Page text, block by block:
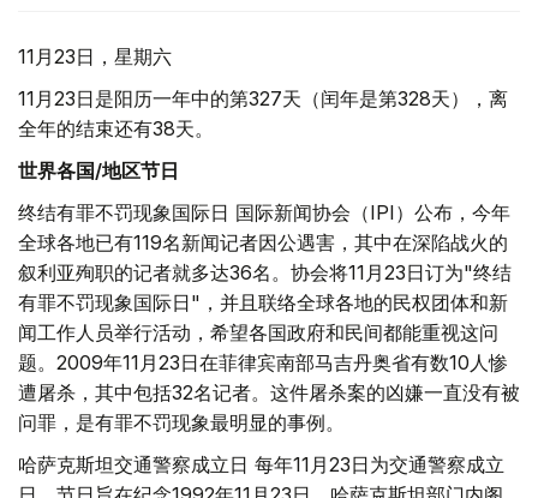
11月23日，星期六
11月23日是阳历一年中的第327天（闰年是第328天），离
全年的结束还有38天。
世界各国/地区节日
终结有罪不罚现象国际日 国际新闻协会（IPI）公布，今年
全球各地已有119名新闻记者因公遇害，其中在深陷战火的
叙利亚殉职的记者就多达36名。协会将11月23日订为"终结
有罪不罚现象国际日"，并且联络全球各地的民权团体和新
闻工作人员举行活动，希望各国政府和民间都能重视这问
题。2009年11月23日在菲律宾南部马吉丹奥省有数10人惨
遭屠杀，其中包括32名记者。这件屠杀案的凶嫌一直没有被
问罪，是有罪不罚现象最明显的事例。
哈萨克斯坦交通警察成立日 每年11月23日为交通警察成立